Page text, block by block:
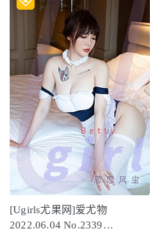
[Ugirls尤果网]爱尤物
2022.06.04 No.2339